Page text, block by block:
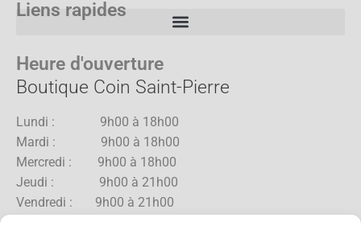
Liens rapides
Heure d'ouverture
Boutique Coin Saint-Pierre
Lundi : 9h00 à 18h00
Mardi : 9h00 à 18h00
Mercredi : 9h00 à 18h00
Jeudi : 9h00 à 21h00
Vendredi : 9h00 à 21h00